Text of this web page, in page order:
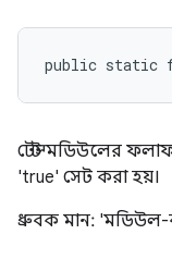
public static
টেস্ট মডিউলের
'true' সেট করা হয়।
ধ্রুবক মান: